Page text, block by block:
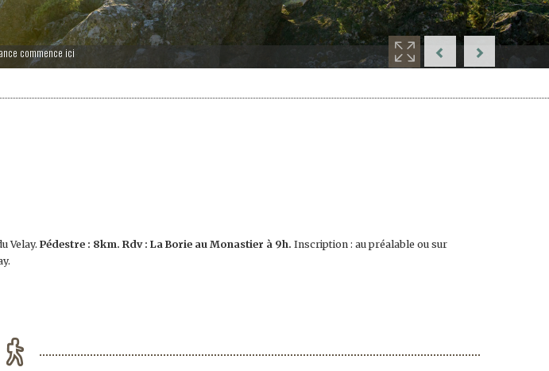
commence ici
Velay. Pédestre : 8km. Rdv : La Borie au Monastier à 9h. Inscription : au préalable ou sur